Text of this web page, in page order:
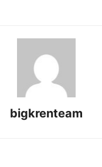
bigkrenteam